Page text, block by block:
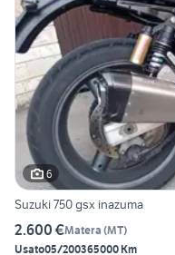
6
Suzuki 750 gsx inazuma
2.600 €Matera (MT)
Usato05/200365000 Km